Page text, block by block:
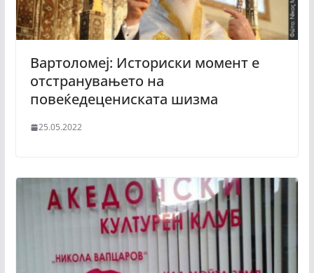
Вартоломеј: Историски момент е
отстранувањето на
повеќедецениската шизма
25.05.2022